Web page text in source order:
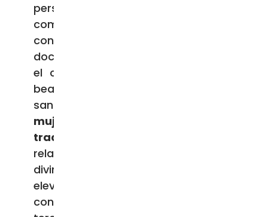
personas reconocidas por la Iglesia
como santos o beatos en una fecha
concreta. El
documento que nombra y distribuye en
el calendario los casi 7.000 santos y
beatos reconocidos por la Iglesia. Los
santos y santas son
mujeres destacados en las diversas
tradiciones religiosas
relaciones especiales con las
divinidades o por una particular
elevación ética. Mientras que la
consideración de beato constituye el